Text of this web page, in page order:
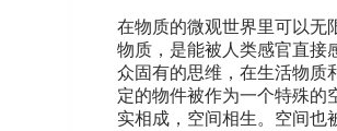
在物质的微观世界里可以无
物质，是能被人类感官直接
众固有的思维，在生活物质
定的物件被作为一个特殊的
实相成，空间相生。空间也